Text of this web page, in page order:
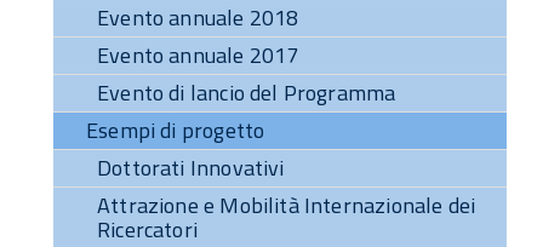
Evento annuale 2018
Evento annuale 2017
Evento di lancio del Programma
Esempi di progetto
Dottorati Innovativi
Attrazione e Mobilità Internazionale dei
Ricercatori